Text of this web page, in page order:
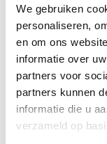
We gebruiken
personaliseren,
en om ons
informatie over
partners voor
partners kunnen
informatie die u
verzameld op
21 maart 2023
Laatste